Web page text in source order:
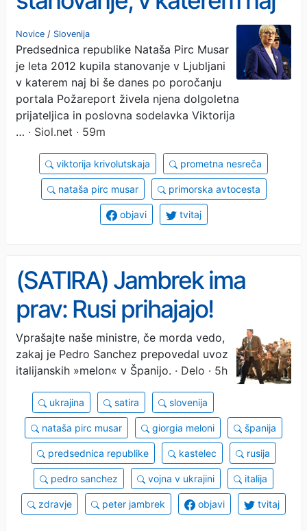
bi živela njena dolgoletna
ruska prijateljica
Novice / Slovenija
Predsednica republike Nataša Pirc Musar
je leta 2012 kupila stanovanje v Ljubljani
v katerem naj bi še danes po poročanju
portala Požareport živela njena dolgoletna
prijateljica in poslovna sodelavka Viktorija
… · Siol.net · 59m
viktorija krivolutskaja prometna nesreča
nataša pirc musar primorska avtocesta
objavi tvitaj
(SATIRA) Jambrek ima
prav: Rusi prihajajo!
Vprašajte naše ministre, če morda vedo,
zakaj je Pedro Sanchez prepovedal uvoz
italijanskih »melon« v Španijo. · Delo · 5h
ukrajina satira slovenija
nataša pirc musar giorgia meloni španija
predsednica republike kastelec rusija
pedro sanchez vojna v ukrajini italija
zdravje peter jambrek objavi tvitaj